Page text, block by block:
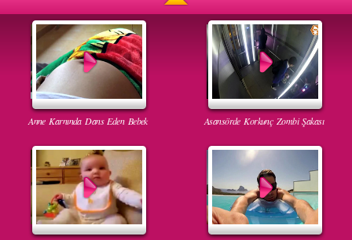
Anne Karnında Dans Eden Bebek Asansörde Korkunç Zombi Şakası